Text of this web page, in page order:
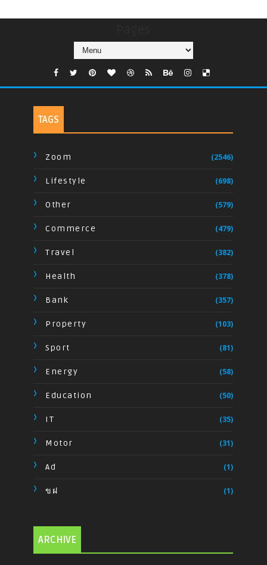
TAGS
Zoom (2546)
Lifestyle (698)
Other (579)
Commerce (479)
Travel (382)
Health (378)
Bank (357)
Property (103)
Sport (81)
Energy (58)
Education (50)
IT (35)
Motor (31)
Ad (1)
ขฝ (1)
ARCHIVE